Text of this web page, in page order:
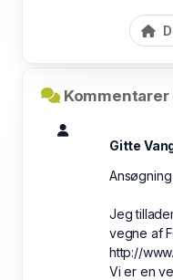
Kommentarer
Gitte
Jeg
vegne af
http://
Vi er en